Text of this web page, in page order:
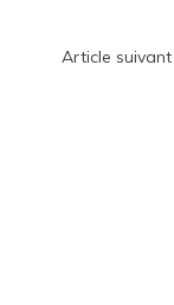
Article suivant